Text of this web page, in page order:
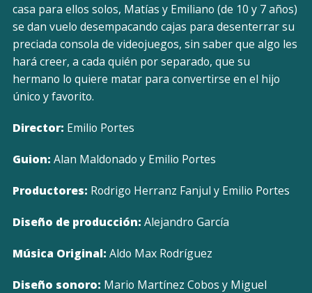
casa para ellos solos, Matías y Emiliano (de 10 y 7 años)
se dan vuelo desempacando cajas para desenterrar su
preciada consola de videojuegos, sin saber que algo les
hará creer, a cada quién por separado, que su
hermano lo quiere matar para convertirse en el hijo
único y favorito.
Director: Emilio Portes
Guion: Alan Maldonado y Emilio Portes
Productores: Rodrigo Herranz Fanjul y Emilio Portes
Diseño de producción: Alejandro García
Música Original: Aldo Max Rodríguez
Diseño sonoro: Mario Martínez Cobos y Miguel